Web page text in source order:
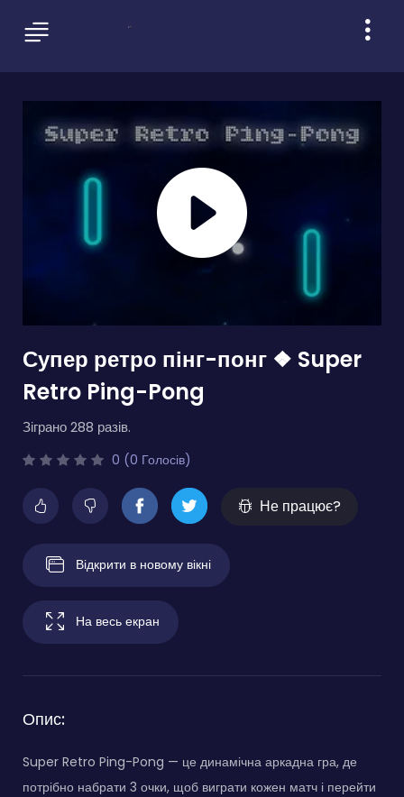
Супер ретро пінг-понг ❖ Super
Retro Ping-Pong
Зіграно 288 разів.
0 (0 Голосів)
Не працює?
Відкрити в новому вікні
На весь екран
Опис:
Super Retro Ping-Pong — це динамічна аркадна гра, де
потрібно набрати 3 очки, щоб виграти кожен матч і перейти